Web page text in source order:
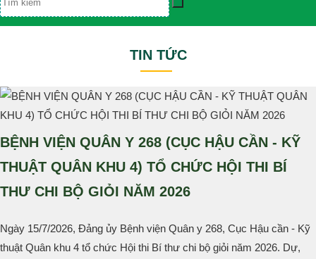
TIN TỨC
BỆNH VIỆN QUÂN Y 268 (CỤC HẬU CẦN - KỸ
THUẬT QUÂN KHU 4) TỔ CHỨC HỘI THI BÍ
THƯ CHI BỘ GIỎI NĂM 2026
Ngày 15/7/2026, Đảng ủy Bệnh viện Quân y 268, Cục Hậu cần - Kỹ
thuật Quân khu 4 tổ chức Hội thi Bí thư chi bộ giỏi năm 2026. Dự,